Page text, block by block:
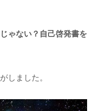
ゃない？自己啓発書を
しました。